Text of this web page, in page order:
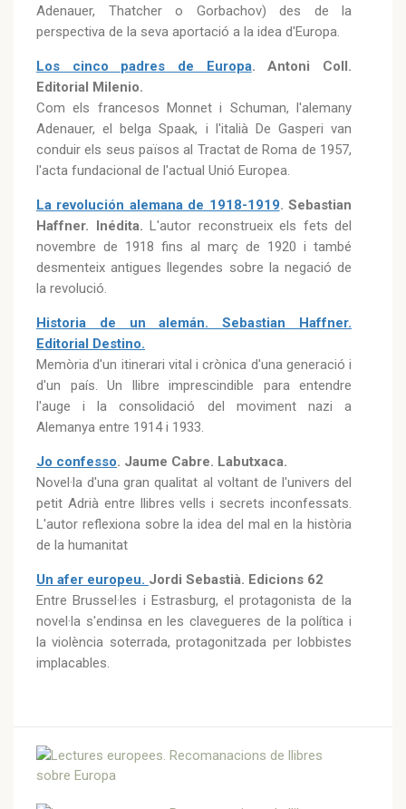
Adenauer, Thatcher o Gorbachov) des de la
perspectiva de la seva aportació a la idea d'Europa.
Los cinco padres de Europa. Antoni Coll.
Editorial Milenio.
Com els francesos Monnet i Schuman, l'alemany
Adenauer, el belga Spaak, i l'italià De Gasperi van
conduir els seus països al Tractat de Roma de 1957,
l'acta fundacional de l'actual Unió Europea.
La revolución alemana de 1918-1919. Sebastian
Haffner. Inédita. L'autor reconstrueix els fets del
novembre de 1918 fins al març de 1920 i també
desmenteix antigues llegendes sobre la negació de
la revolució.
Historia de un alemán. Sebastian Haffner.
Editorial Destino.
Memòria d'un itinerari vital i crònica d'una generació i
d'un país. Un llibre imprescindible para entendre
l'auge i la consolidació del moviment nazi a
Alemanya entre 1914 i 1933.
Jo confesso. Jaume Cabre. Labutxaca.
Novel·la d'una gran qualitat al voltant de l'univers del
petit Adrià entre llibres vells i secrets inconfessats.
L'autor reflexiona sobre la idea del mal en la història
de la humanitat
Un afer europeu. Jordi Sebastià. Edicions 62
Entre Brussel·les i Estrasburg, el protagonista de la
novel·la s'endinsa en les clavegueres de la política i
la violència soterrada, protagonitzada per lobbistes
implacables.